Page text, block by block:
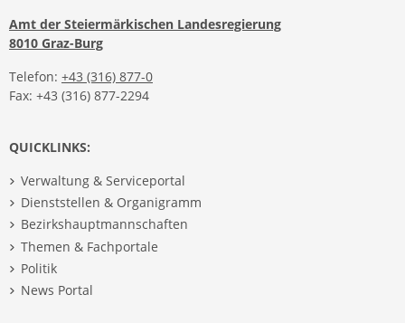
Amt der Steiermärkischen Landesregierung
8010 Graz-Burg
Telefon: +43 (316) 877-0
Fax: +43 (316) 877-2294
QUICKLINKS:
Verwaltung & Serviceportal
Dienststellen & Organigramm
Bezirkshauptmannschaften
Themen & Fachportale
Politik
News Portal